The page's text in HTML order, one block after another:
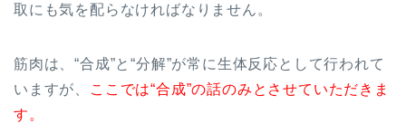
取にも気を配らなければなりません。
筋肉は、“合成”と“分解”が常に生体反応として行われて
いますが、
ここでは“合成”の話のみとさせていただきま
す。